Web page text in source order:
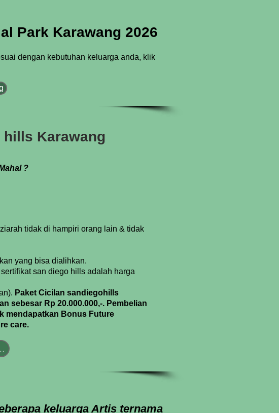
Park Karawang 2026
dengan kebutuhan keluarga anda, klik
hills Karawang
?
tidak di hampiri orang lain & tidak
yang bisa dialihkan.
san diego hills adalah harga
Paket Cicilan sandiegohills
sebesar Rp 20.000.000,-. Pembelian
mendapatkan Bonus Future
care.
Diego Hills 2022
keluarga Artis ternama